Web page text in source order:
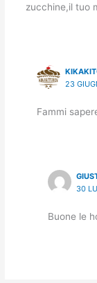
zucchine,il tuo
23
Fammi
30
Buone le